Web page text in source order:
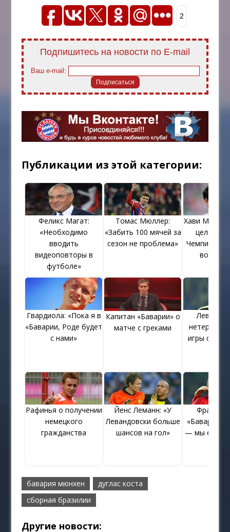
2
Подпишитесь на новости по E-mail
Ваш e-mail:
Публикации из этой категории:
Феликс Магат:
«Необходимо
вводить
видеоповторы в
футболе»
Томас Мюллер:
«Забить 100 мячей за
сезон не проблема»
Хави
цель
во
Гвардиола: «Пока я в
«Баварии, Роде будет
с нами»
Капитан «Баварии» о
матче с греками
игры с
Рафинья о получении
немецкого
гражданства
Йенс Леманн: «У
Левандовски больше
шансов на гол»
Франк
«Бавария»
— мы
бавария мюнхен
дуглас коста
сборная бразилии
Другие новости: